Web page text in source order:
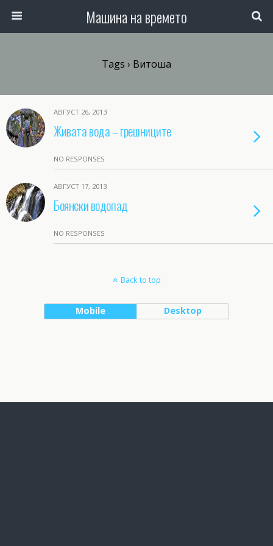
Машина на времето
Tags › Витоша
АВГУСТ 26, 2013
Живата вода – грешниците
NO RESPONSES
АВГУСТ 17, 2013
Боянски водопад
NO RESPONSES
Back to top
Mobile Desktop